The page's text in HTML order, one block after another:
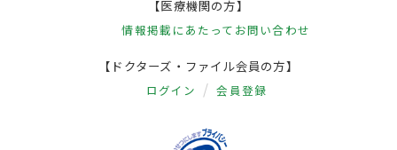
【医療機関の方】
情報掲載にあたって お問い合わせ
【ドクターズ・ファイル会員の方】
ログイン 会員登録